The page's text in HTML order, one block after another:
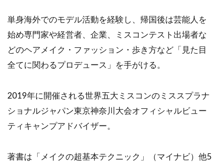
単身海外でのモデル活動を経験し、帰国後は芸能人を
始め専門家や経営者、企業、ミスコンテスト出場者な
どのヘアメイク・ファッション・歩き方など「見た目
全てに関わるプロデュース」を手がける。
2019年に開催される世界五大ミスコンのミススプラナ
ショナルジャパン東京神奈川大会オフィシャルビュー
ティキャンプアドバイザー。
著書は「メイクの超基本テクニック」（マイナビ）他5